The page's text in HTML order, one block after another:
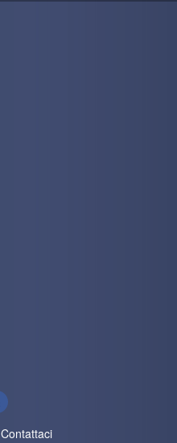
Contattaci